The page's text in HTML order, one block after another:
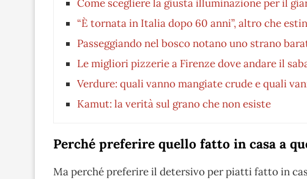
Come scegliere la giusta illuminazione per il
“È tornata in Italia dopo 60 anni”, altro che
Passeggiando nel bosco notano uno strano
Le migliori pizzerie a Firenze dove andare il
Verdure: quali vanno mangiate crude e quali
Kamut: la verità sul grano che non esiste
Perché preferire quello fatto in casa a
Ma perché preferire il detersivo per piatti fatto in